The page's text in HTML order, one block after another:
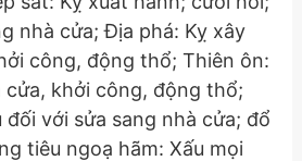
nhà cửa; Địa phá: Kỵ xây
công, động thổ; Thiên ôn:
cửa, khởi công, động thổ;
đối với sửa sang nhà cửa; đổ
tiêu ngoạ hãm: Xấu mọi